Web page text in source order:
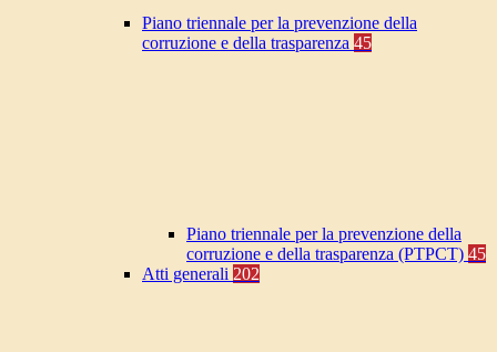
Piano triennale per la prevenzione della
corruzione e della trasparenza 45
Piano triennale per la prevenzione della
corruzione e della trasparenza (PTPCT) 45
Atti generali 202